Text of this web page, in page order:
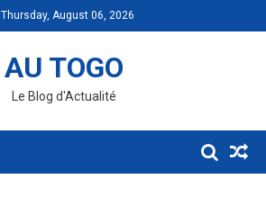
Thursday, August 06, 2026
AU TOGO
Le Blog d'Actualité